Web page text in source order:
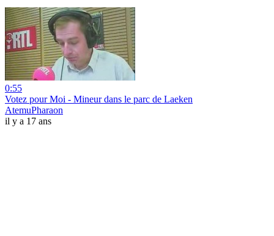
0:55
Votez pour Moi - Mineur dans le parc de Laeken
AtemuPharaon
il y a 17 ans